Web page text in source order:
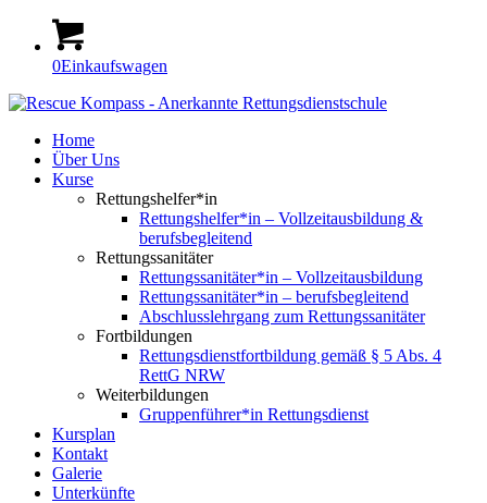
0Einkaufswagen
Home
Über Uns
Kurse
Rettungshelfer*in
Rettungshelfer*in – Vollzeitausbildung &
berufsbegleitend
Rettungssanitäter
Rettungssanitäter*in – Vollzeitausbildung
Rettungssanitäter*in – berufsbegleitend
Abschlusslehrgang zum Rettungssanitäter
Fortbildungen
Rettungsdienstfortbildung gemäß § 5 Abs. 4
RettG NRW
Weiterbildungen
Gruppenführer*in Rettungsdienst
Kursplan
Kontakt
Galerie
Unterkünfte